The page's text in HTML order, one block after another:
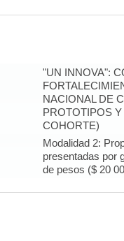
"UN INNOVA":
NACIONAL DE
PROTOTIPOS
COHORTE)
Modalidad 2:
presentadas por
de pesos ($ 20